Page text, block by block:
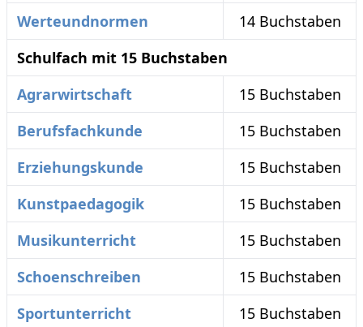
Werteundnormen
14 Buchstaben
Schulfach mit 15 Buchstaben
Agrarwirtschaft
15 Buchstaben
Berufsfachkunde
15 Buchstaben
Erziehungskunde
15 Buchstaben
Kunstpaedagogik
15 Buchstaben
Musikunterricht
15 Buchstaben
Schoenschreiben
15 Buchstaben
Sportunterricht
15 Buchstaben